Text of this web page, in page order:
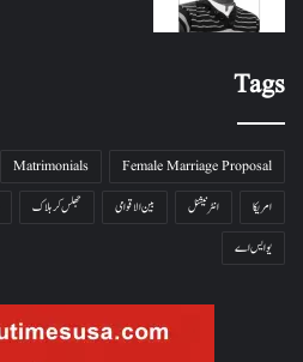
Tags
Female Marriage Proposal
Matrimonials
امریکا
انٹرنیشنل بین الاقوامی جھلس کر ہلاک
یو ایس اے